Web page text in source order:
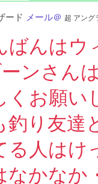
ード メール＠ 超 アング
ばんはウ
ンさん
くお願い
釣り友達
る人はけ
なかなか